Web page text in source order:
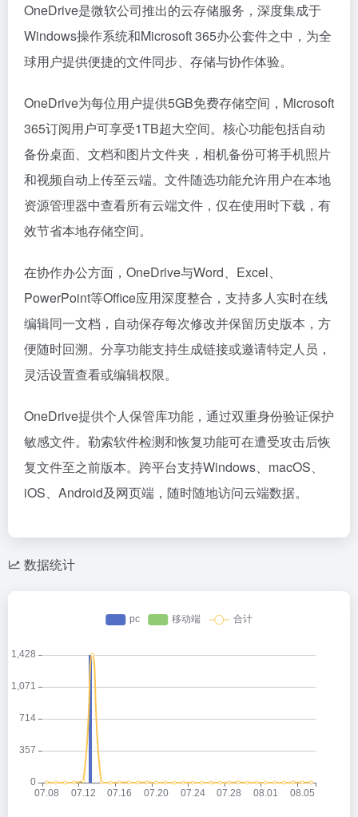
OneDrive是微软公司推出的云存储服务，深度集成于
Windows操作系统和Microsoft 365办公套件之中，为全
球用户提供便捷的文件同步、存储与协作体验。
OneDrive为每位用户提供5GB免费存储空间，Microsoft
365订阅用户可享受1TB超大空间。核心功能包括自动
备份桌面、文档和图片文件夹，相机备份可将手机照片
和视频自动上传至云端。文件随选功能允许用户在本地
资源管理器中查看所有云端文件，仅在使用时下载，有
效节省本地存储空间。
在协作办公方面，OneDrive与Word、Excel、
PowerPoint等Office应用深度整合，支持多人实时在线
编辑同一文档，自动保存每次修改并保留历史版本，方
便随时回溯。分享功能支持生成链接或邀请特定人员，
灵活设置查看或编辑权限。
OneDrive提供个人保管库功能，通过双重身份验证保护
敏感文件。勒索软件检测和恢复功能可在遭受攻击后恢
复文件至之前版本。跨平台支持Windows、macOS、
iOS、Android及网页端，随时随地访问云端数据。
数据统计